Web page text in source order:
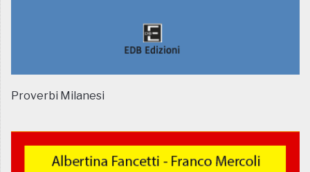
Proverbi Milanesi